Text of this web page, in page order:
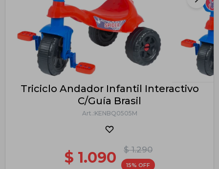
Triciclo Andador Infantil Interactivo
C/Guía Brasil
KENBQ0505M
$ 1.290
$ 1.090 15